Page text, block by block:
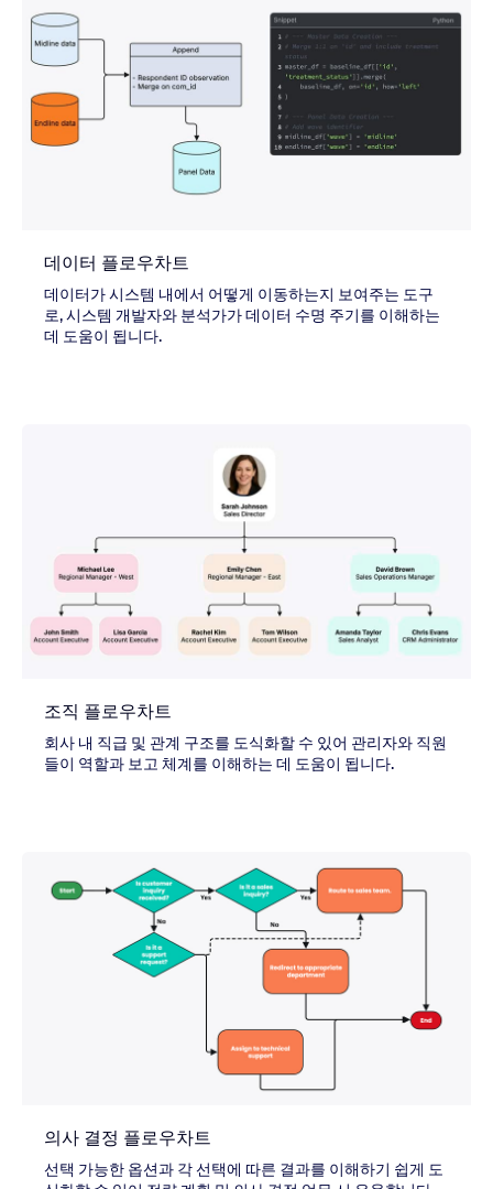
데이터 플로우차트
데이터가 시스템 내에서 어떻게 이동하는지 보여주는 도구
로, 시스템 개발자와 분석가가 데이터 수명 주기를 이해하는
데 도움이 됩니다.
조직 플로우차트
회사 내 직급 및 관계 구조를 도식화할 수 있어 관리자와 직원
들이 역할과 보고 체계를 이해하는 데 도움이 됩니다.
의사 결정 플로우차트
선택 가능한 옵션과 각 선택에 따른 결과를 이해하기 쉽게 도